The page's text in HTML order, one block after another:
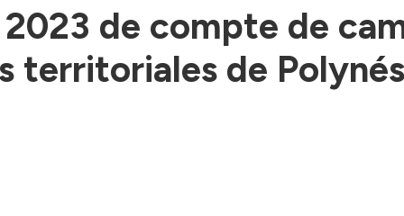
de compte de
territoriales de